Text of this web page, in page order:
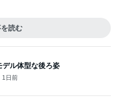
読む
デル体型な後ろ姿
1日前